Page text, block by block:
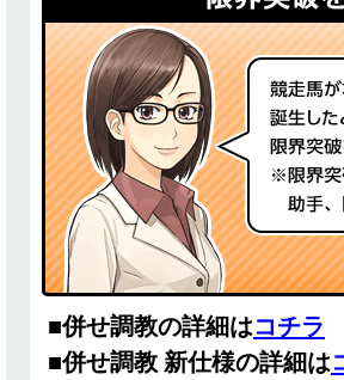
■併せ調教の詳細はコチラ
■併せ調教 新仕様の詳細は